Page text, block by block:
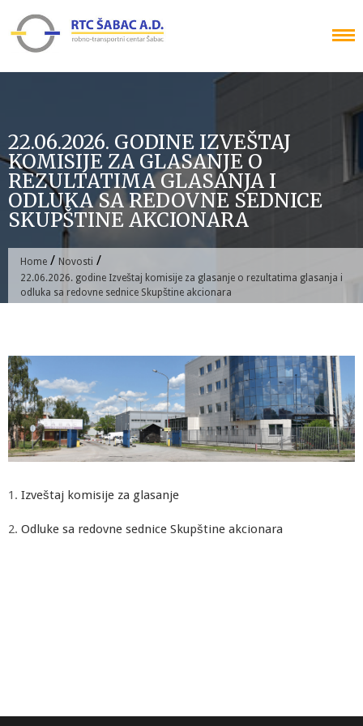
to
content
22.06.2026. GODINE IZVEŠTAJ
KOMISIJE ZA GLASANJE O
REZULTATIMA GLASANJA I
ODLUKA SA REDOVNE SEDNICE
SKUPŠTINE AKCIONARA
Home / Novosti /
22.06.2026. godine Izveštaj komisije za glasanje o rezultatima glasanja i
odluka sa redovne sednice Skupštine akcionara
1. Izveštaj komisije za glasanje
2. Odluke sa redovne sednice Skupštine akcionara